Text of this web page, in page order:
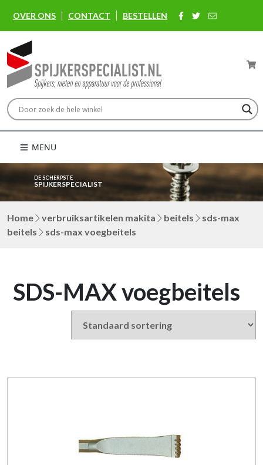
OVER ONS CONTACT BESTELLEN
MENU
DE SCHERPSTE
SPIJKERSPECIALIST
Home verbruiksartikelen makita beitels
sds-max
beitels
sds-max voegbeitels
SDS-MAX voegbeitels